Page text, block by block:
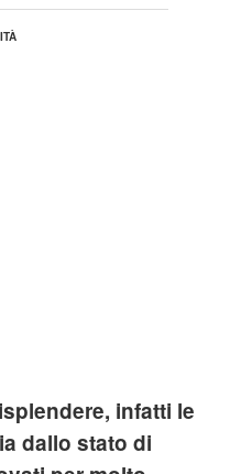
infatti le
dallo stato di